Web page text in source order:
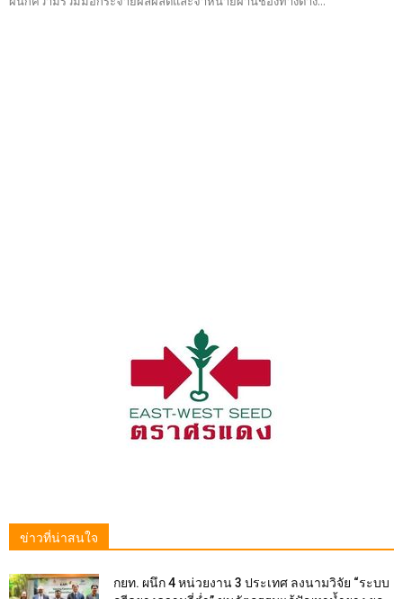
ข่าวที่น่าสนใจ
กยท. ผนึก 4 หน่วยงาน 3 ประเทศ ลงนามวิจัย “ระบบ